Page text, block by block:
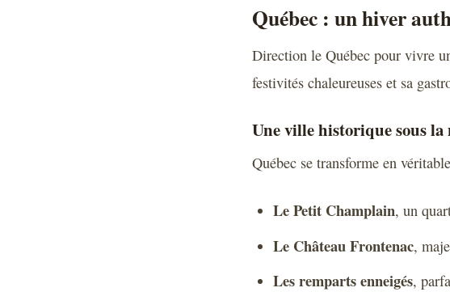
Québec : un hiver
Direction le Québec pour vivre
festivités chaleureuses et sa
Une ville historique sous la
Québec se transforme en
Le Petit Champlain, un
Le Château Frontenac,
Les remparts enneigés,